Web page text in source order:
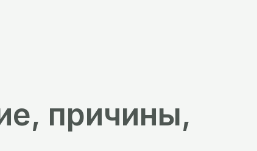
причины,